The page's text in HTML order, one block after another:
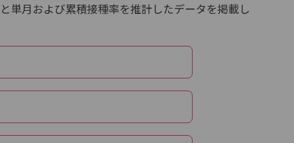
単月および累積接種率を推計したデータを掲載し